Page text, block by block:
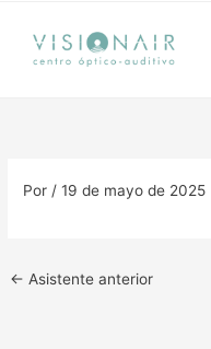
contenido
Por/19 de mayo de 2025
← Asistente anterior